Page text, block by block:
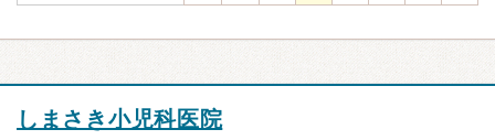
しまさき小児科医院